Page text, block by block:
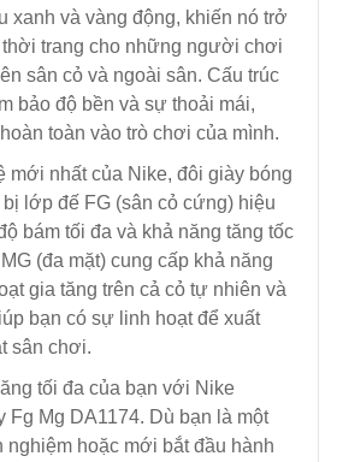
xanh và vàng động, khiến nó trở
trang cho những người chơi
sân cỏ và ngoài sân. Cấu trúc
bảo độ bền và sự thoải mái,
toàn vào trò chơi của mình.
mới nhất của Nike, đôi giày bóng
lớp đế FG (sân cỏ cứng) hiệu
bám tối đa và khả năng tăng tốc
(đa mặt) cung cấp khả năng
gia tăng trên cả cỏ tự nhiên và
bạn có sự linh hoạt để xuất
sân chơi.
tối đa của bạn với Nike
Fg Mg DA1174. Dù bạn là một
hoặc mới bắt đầu hành